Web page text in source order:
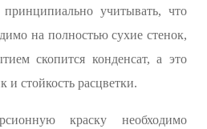
учитывать, что
на полностью сухие стенок,
скопится конденсат, а это
и стойкость расцветки.
краску необходимо